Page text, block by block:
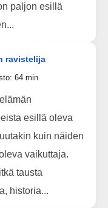
paljon esillä
ravistelija
64 min
esillä oleva
kuin näiden
vaikuttaja.
tausta
historia...